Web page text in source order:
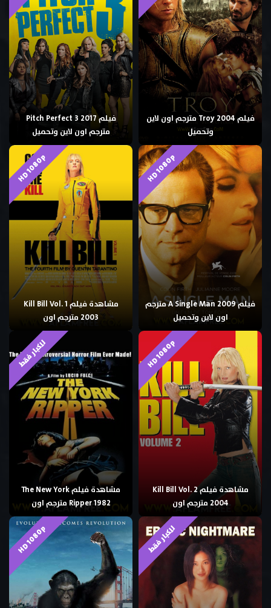
فيلم Troy 2004 مترجم اون لاين
وتحميل
فيلم Pitch Perfect 3 2017
مترجم اون لاين وتحميل
HD 1080p
فيلم A Single Man 2009 مترجم
اون لاين وتحميل
HD 1080p
مشاهدة فيلم Kill Bill Vol. 1
2003 مترجم اون
HD 1080p
مشاهدة فيلم Kill Bill Vol. 2
2004 مترجم اون
للكبار فقط
مشاهدة فيلم The New York
Ripper 1982 مترجم اون
للكبار فقط HD 1080p